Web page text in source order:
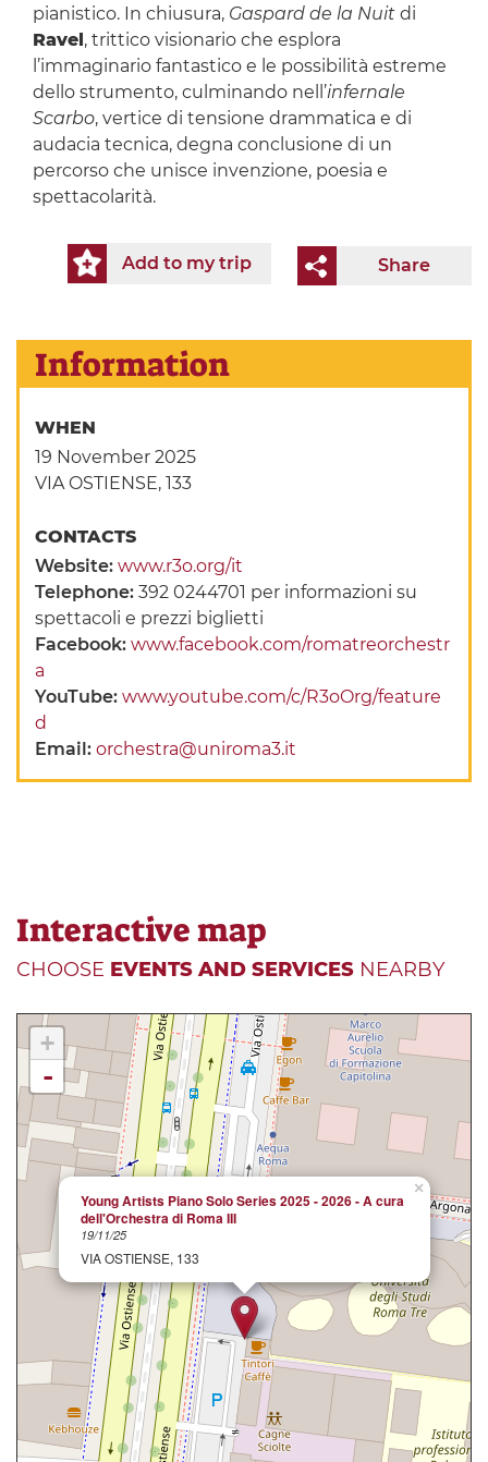
pianistico. In chiusura, Gaspard de la Nuitdi
Ravel , trittico visionario che esplora
l’immaginario fantastico e le possibilità estreme
dello strumento, culminando nell’infernale
Scarbo, vertice di tensione drammatica e di
audacia tecnica, degna conclusione di un
percorso che unisce invenzione, poesia e
spettacolarità.
Share
Add to my trip
Information
WHEN
19 November 2025
VIA OSTIENSE, 133
CONTACTS
Website:www.r3o.org/it
Telephone:392 0244701 per informazioni su
spettacoli e prezzi biglietti
Facebook:www.facebook.com/romatreorchestr
a
YouTube:www.youtube.com/c/R3oOrg/feature
d
Email:orchestra@uniroma3.it
Interactive map
CHOOSE EVENTS AND SERVICES NEARBY
×
Young Artists Piano Solo Series 2025 - 2026 - A cura
dell'Orchestra di Roma III
19/11/25
VIA OSTIENSE, 133
+
-